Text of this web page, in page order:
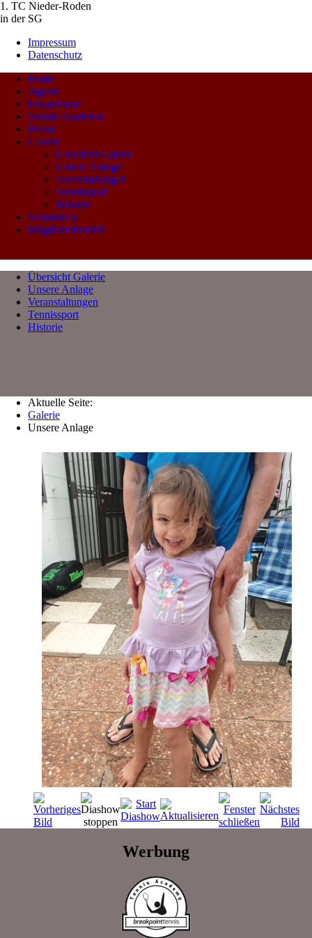
1. TC Nieder-Roden
in der SG
Impressum
Datenschutz
Home
Jugend
Erwachsene
Tennis Akademie
Presse
Galerie
Übersicht Galerie
Unsere Anlage
Veranstaltungen
Tennissport
Historie
Tennishalle
Mitgliederbereich
Übersicht Galerie
Unsere Anlage
Veranstaltungen
Tennissport
Historie
Aktuelle Seite:
Galerie
Unsere Anlage
Werbung